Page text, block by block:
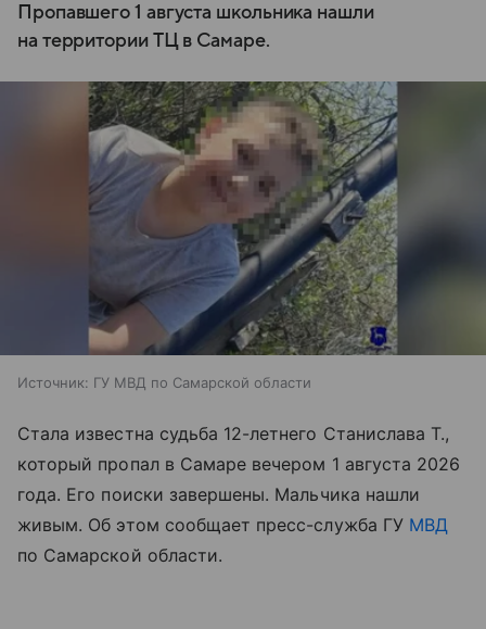
Пропавшего 1 августа школьника нашли
на территории ТЦ в Самаре.
Источник: ГУ МВД по Самарской области
Стала известна судьба 12-летнего Станислава Т.,
который пропал в Самаре вечером 1 августа 2026
года. Его поиски завершены. Мальчика нашли
живым. Об этом сообщает пресс-служба ГУ МВД
по Самарской области.